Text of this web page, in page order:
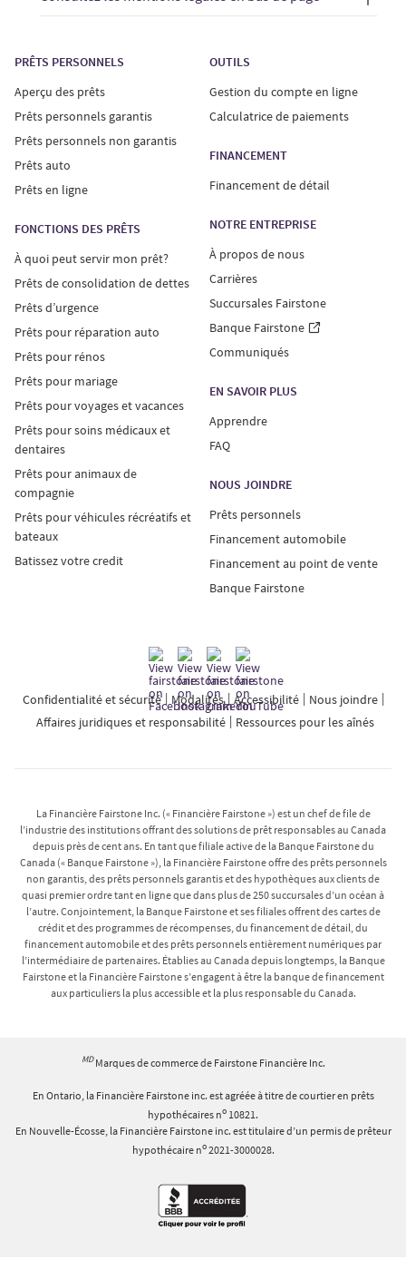
PRÊTS PERSONNELS
Aperçu des prêts
Prêts personnels garantis
Prêts personnels non garantis
Prêts auto
Prêts en ligne
FONCTIONS DES PRÊTS
À quoi peut servir mon prêt?
Prêts de consolidation de dettes
Prêts d’urgence
Prêts pour réparation auto
Prêts pour rénos
Prêts pour mariage
Prêts pour voyages et vacances
Prêts pour soins médicaux et
dentaires
Prêts pour animaux de
compagnie
Prêts pour véhicules récréatifs et
bateaux
Batissez votre credit
OUTILS
Gestion du compte en ligne
Calculatrice de paiements
FINANCEMENT
Financement de détail
NOTRE ENTREPRISE
À propos de nous
Carrières
Succursales Fairstone
Banque Fairstone
Communiqués
EN SAVOIR PLUS
Apprendre
FAQ
NOUS JOINDRE
Prêts personnels
Financement automobile
Financement au point de vente
Banque Fairstone
Confidentialité et sécurité Modalités Accessibilité
Nous joindre
Affaires juridiques et responsabilité
Ressources pour les aînés
La Financière Fairstone Inc. (« Financière Fairstone ») est un chef de file de
l’industrie des institutions offrant des solutions de prêt responsables au Canada
depuis près de cent ans. En tant que filiale active de la Banque Fairstone du
Canada (« Banque Fairstone »), la Financière Fairstone offre des prêts personnels
non garantis, des prêts personnels garantis et des hypothèques aux clients de
quasi premier ordre tant en ligne que dans plus de 250 succursales d’un océan à
l’autre. Conjointement, la Banque Fairstone et ses filiales offrent des cartes de
crédit et des programmes de récompenses, du financement de détail, du
financement automobile et des prêts personnels entièrement numériques par
l’intermédiaire de partenaires. Établies au Canada depuis longtemps, la Banque
Fairstone et la Financière Fairstone s’engagent à être la banque de financement
aux particuliers la plus accessible et la plus responsable du Canada.
MD Marques de commerce de Fairstone Financière Inc.
En Ontario, la Financière Fairstone inc. est agréée à titre de courtier en prêts
hypothécaires no 10821.
En Nouvelle-Écosse, la Financière Fairstone inc. est titulaire d’un permis de prêteur
hypothécaire no2021-3000028.